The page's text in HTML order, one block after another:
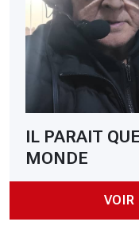
IL PARAIT
MONDE
VOIR